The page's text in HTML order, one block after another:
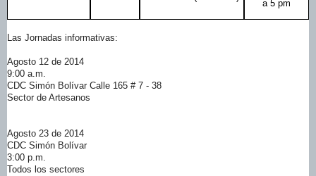
a 5 pm
Las Jornadas informativas:
Agosto 12 de 2014
9:00 a.m.
CDC Simón Bolívar Calle 165 # 7 - 38
Sector de Artesanos
Agosto 23 de 2014
CDC Simón Bolívar
3:00 p.m.
Todos los sectores